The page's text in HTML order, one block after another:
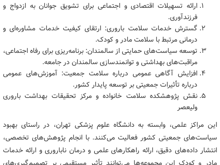
ارائه تسهیلات اقتصادی و اجتماعی برای تشویق جوانان به ازدواج و
فرزندآوری.
گسترش خدمات سلامت باروری: ارتقای کیفیت خدمات مشاوره‌ای و
درمانی مرتبط با سلامت مادر و کودک.
توسعه سیاست‌های حمایتی از سالمندان: برنامه‌ریزی برای رفاه اجتماعی،
مراقبت‌های بهداشتی و توانمندسازی سالمندان در جامعه.
افزایش آگاهی عمومی درباره سلامت جمعیت: آموزش‌های عمومی
درباره تأثیرات جمعیتی بر توسعه پایدار کشور.
نقش پژوهشکده سلامت خانواده و مرکز تحقیقات بهداشت باروری
ولیعصر
این مراکز علمی، وابسته به دانشگاه علوم پزشکی تهران، در راستای بهبود
سیاست‌های جمعیتی کشور فعالیت می‌کنند. با انجام پژوهش‌های تخصصی،
انتشار داده‌های دقیق، ارائه راهکارهای علمی و درمان ناباروری و ارائه خدمات